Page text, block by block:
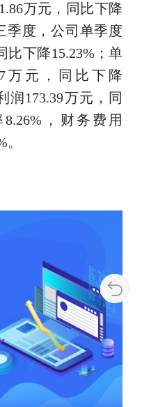
万元，同比下降
季度，公司单季度
比下降15.23%；单
万元，同比下降
润173.39万元，同
，财务费用